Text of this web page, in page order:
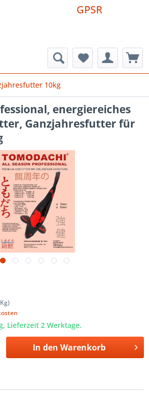
GPSR
10kg
energiereiches
Ganzjahresfutter für
Lieferzeit 2 Werktage.
In den Warenkorb